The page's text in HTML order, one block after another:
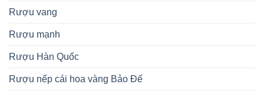
Rượu vang
Rượu mạnh
Rượu Hàn Quốc
Rượu nếp cái hoa vàng Bảo Đế